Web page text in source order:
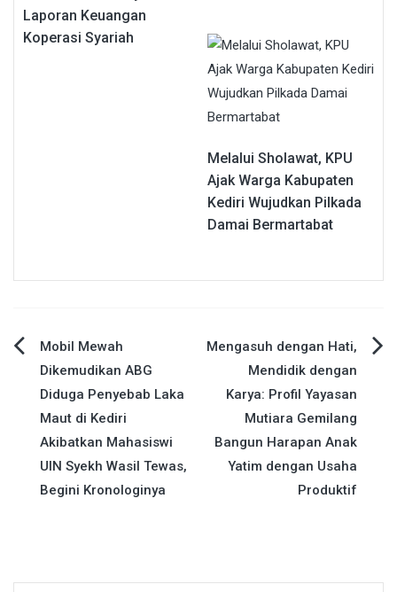
Laporan Keuangan
Koperasi Syariah
Melalui Sholawat, KPU
Ajak Warga Kabupaten
Kediri Wujudkan Pilkada
Damai Bermartabat
Navigasi
pos
Mobil Mewah
Dikemudikan ABG
Diduga Penyebab Laka
Maut di Kediri
Akibatkan Mahasiswi
UIN Syekh Wasil Tewas,
Begini Kronologinya
Mengasuh dengan Hati,
Mendidik dengan
Karya: Profil Yayasan
Mutiara Gemilang
Bangun Harapan Anak
Yatim dengan Usaha
Produktif